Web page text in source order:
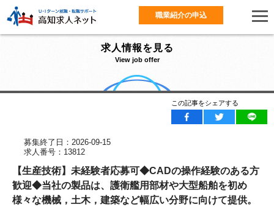
職業紹介の申込
求人情報を見る
View job offer
この記事をシェアする
募集終了日：2026-09-15
求人番号：13812
【生産技術】未経験者応募可◆CADの操作経験のある方
歓迎◆当社の製品は、護衛艦用部材や大型船舶を初め
様々な機械，土木，建築など幅広い分野に向けて提供。